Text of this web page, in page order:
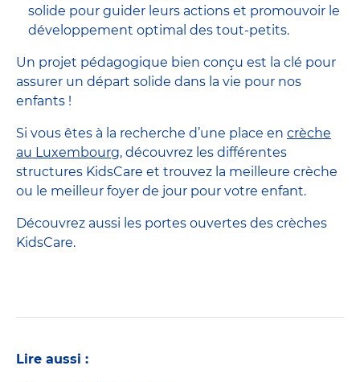
solide pour guider leurs actions et promouvoir le
développement optimal des tout-petits.
Un projet pédagogique bien conçu est la clé pour
assurer un départ solide dans la vie pour nos
enfants !
Si vous êtes à la recherche d’une place en crèche
au Luxembourg, découvrez les différentes
structures KidsCare et trouvez la meilleure crèche
ou le meilleur foyer de jour pour votre enfant.
Découvrez aussi les portes ouvertes des crèches
KidsCare.
Lire aussi :